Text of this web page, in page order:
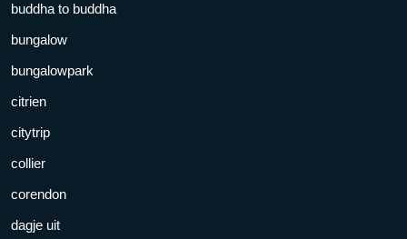
buddha to buddha
bungalow
bungalowpark
citrien
citytrip
collier
corendon
dagje uit